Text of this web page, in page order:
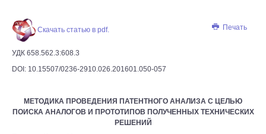
Печать
Скачать статью в pdf.
УДК 658.562.3:608.3
DOI: 10.15507/0236-2910.026.201601.050-057
МЕТОДИКА ПРОВЕДЕНИЯ ПАТЕНТНОГО АНАЛИЗА С ЦЕЛЬЮ
ПОИСКА АНАЛОГОВ И ПРОТОТИПОВ ПОЛУЧЕННЫХ ТЕХНИЧЕСКИХ
РЕШЕНИЙ